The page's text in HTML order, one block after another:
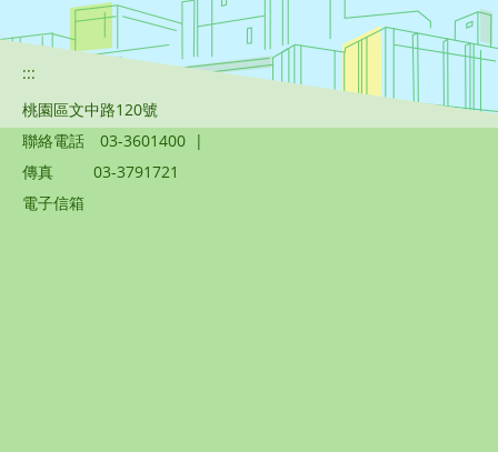
:::
桃園區文中路120號
聯絡電話
03-3601400 |
傳真
03-3791721
電子信箱